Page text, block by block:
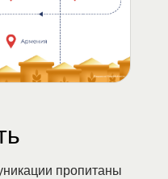
пропитаны